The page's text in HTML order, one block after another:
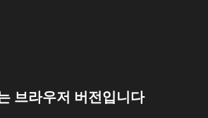
브라우저 버전입니다